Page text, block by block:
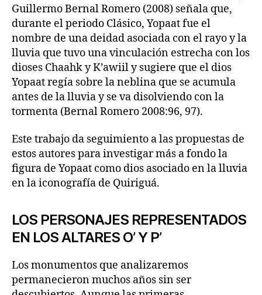
Guillermo Bernal Romero (2008) señala que,
durante el periodo Clásico, Yopaat fue el
nombre de una deidad asociada con el rayo y la
lluvia que tuvo una vinculación estrecha con los
dioses Chaahk y K’awiil y sugiere que el dios
Yopaat regía sobre la neblina que se acumula
antes de la lluvia y se va disolviendo con la
tormenta (Bernal Romero 2008:96, 97).
Este trabajo da seguimiento a las propuestas de
estos autores para investigar más a fondo la
figura de Yopaat como dios asociado en la lluvia
en la iconografía de Quiriguá.
LOS PERSONAJES REPRESENTADOS
EN LOS ALTARES O’ Y P’
Los monumentos que analizaremos
permanecieron muchos años sin ser